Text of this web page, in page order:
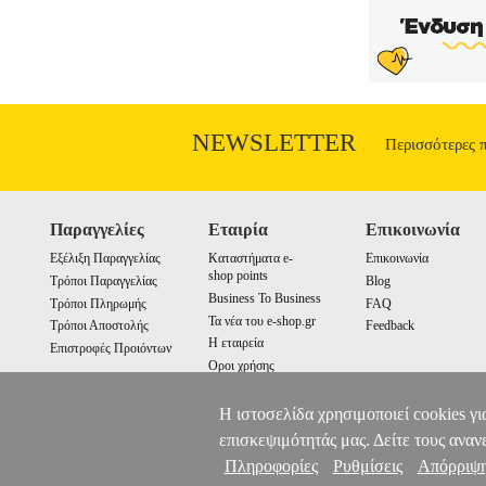
πόλη, για όλους όσους αναζητούν
συναρμολογούνται στη Λάρισα στις
ποδήλατα ετησίως. Διαθέτει
κατάλληλα υλικά και
υποστήριξη μετά την πώληση και οι
κέντρο 211 2000 700. Μπορείτε να
αποστολής. Μπορείτε επίσης να
NEWSLETTER Περισσότερες
Παραγγελίες
Εξέλιξη Παραγγελίας
Τρόποι Παραγγελίας
Τρόποι Πληρωμής
Τρόποι Αποστολής
Επιστροφές Προιόντων
Εταιρία
Καταστήματα e-
shop points
Business To Business
Τα νέα του e-shop.gr
Η εταιρεία
Οροι χρήσης
Επικοινωνία
Επικοινωνία
Blog
FAQ
Feedback
Η ιστοσελίδα χρησιμοποιεί cookies
επισκεψιμότητάς μας. Δείτε τους
Πληροφορίες
Ρυθμίσεις